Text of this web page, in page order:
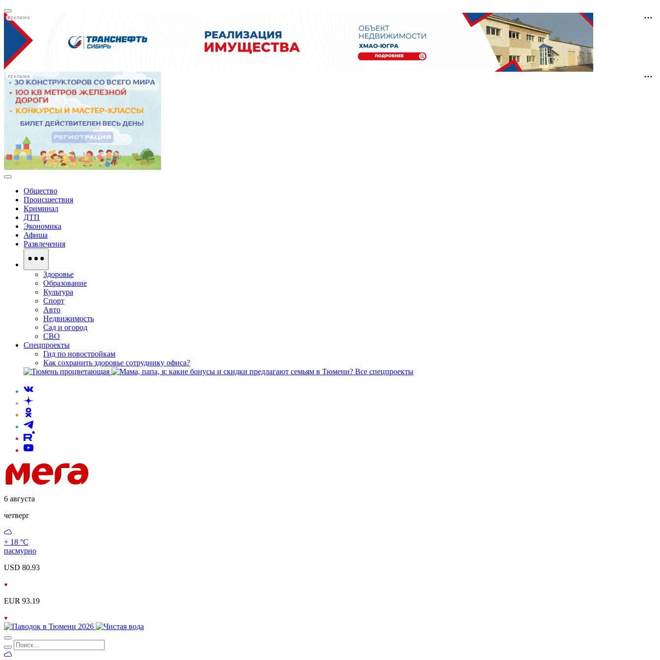
РЕКЛАМА
РЕКЛАМА
Общество
Происшествия
Криминал
ДТП
Экономика
Афиша
Развлечения
Здоровье
Образование
Культура
Спорт
Авто
Недвижимость
Сад и огород
СВО
Спецпроекты
Гид по новостройкам
Как сохранить здоровье сотруднику офиса?
Все спецпроекты
6 августа
четверг
+ 18 °С
пасмурно
USD 80.93
EUR 93.19